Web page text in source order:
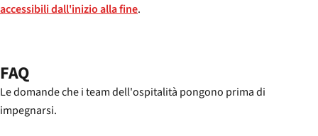
accessibili dall'inizio alla fine.
FAQ
Le domande che i team dell'ospitalità pongono prima di
impegnarsi.